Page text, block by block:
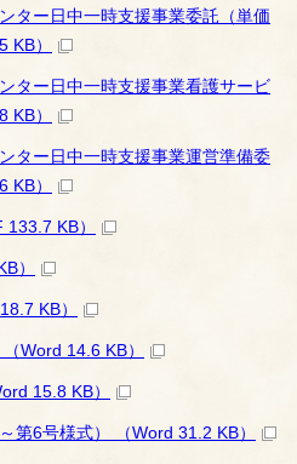
ター日中一時支援事業委託（単価
KB）
ター日中一時支援事業看護サービ
KB）
ター日中一時支援事業運営準備委
KB）
KB）
）
KB）
Word 14.6 KB）
15.8 KB）
第6号様式） （Word 31.2 KB）